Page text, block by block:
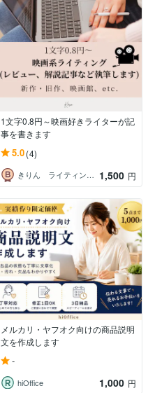
1文字0.8円～映画好きライターが記
事を書きます
5.0(4)
きりん ライティング・学習支援 1,500 円
メルカリ・ヤフオク向けの商品説明
文を作成します
-
hiOffice 1,000 円